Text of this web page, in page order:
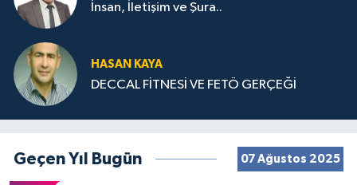
İnsan, İletişim ve Şura..
HASAN KAYA
DECCAL FİTNESİ VE FETÖ GERÇEĞİ
Geçen Yıl Bugün 07 Ağustos 2025